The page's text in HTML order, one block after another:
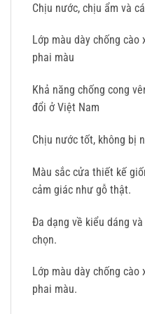
Chịu nước, chịu ẩm và
Lớp màu dày chống
phai màu
Khả năng chống cong
đổi ở Việt Nam
Chịu nước tốt, không bị
Màu sắc cửa thiết kế
cảm giác như gỗ thật.
Đa dạng về kiểu dáng
chọn.
Lớp màu dày chống
phai màu.